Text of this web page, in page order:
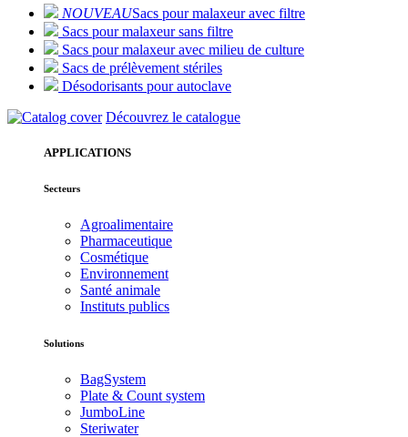
NOUVEAUSacs pour malaxeur avec filtre
Sacs pour malaxeur sans filtre
Sacs pour malaxeur avec milieu de culture
Sacs de prélèvement stériles
Désodorisants pour autoclave
Découvrez le catalogue
APPLICATIONS
Secteurs
Agroalimentaire
Pharmaceutique
Cosmétique
Environnement
Santé animale
Instituts publics
Solutions
BagSystem
Plate & Count system
JumboLine
Steriwater